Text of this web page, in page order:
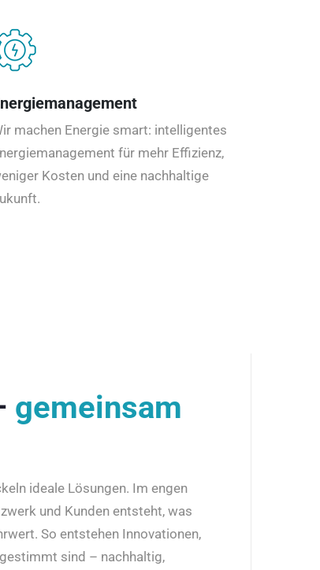
machen Energie smart: intelligentes
für mehr Effizienz,
Kosten und eine nachhaltige
gemeinsam
ideale Lösungen. Im engen
und Kunden entsteht, was
So entstehen Innovationen,
sind – nachhaltig,